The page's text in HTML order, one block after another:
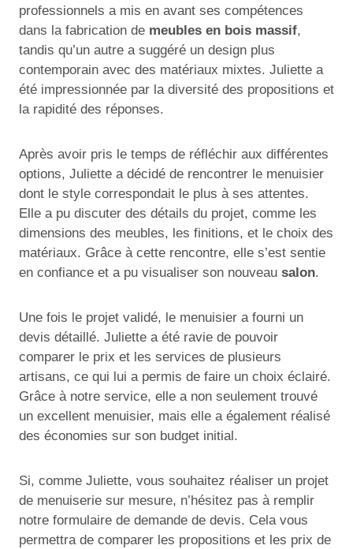
professionnels a mis en avant ses compétences
dans la fabrication de meubles en bois massif,
tandis qu’un autre a suggéré un design plus
contemporain avec des matériaux mixtes. Juliette a
été impressionnée par la diversité des propositions et
la rapidité des réponses.
Après avoir pris le temps de réfléchir aux différentes
options, Juliette a décidé de rencontrer le menuisier
dont le style correspondait le plus à ses attentes.
Elle a pu discuter des détails du projet, comme les
dimensions des meubles, les finitions, et le choix des
matériaux. Grâce à cette rencontre, elle s’est sentie
en confiance et a pu visualiser son nouveau salon.
Une fois le projet validé, le menuisier a fourni un
devis détaillé. Juliette a été ravie de pouvoir
comparer le prix et les services de plusieurs
artisans, ce qui lui a permis de faire un choix éclairé.
Grâce à notre service, elle a non seulement trouvé
un excellent menuisier, mais elle a également réalisé
des économies sur son budget initial.
Si, comme Juliette, vous souhaitez réaliser un projet
de menuiserie sur mesure, n’hésitez pas à remplir
notre formulaire de demande de devis. Cela vous
permettra de comparer les propositions et les prix de